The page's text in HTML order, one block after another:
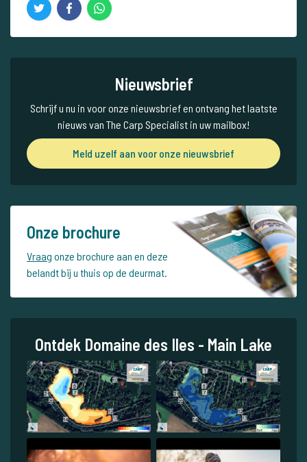
Nieuwsbrief
Schrijf u nu in voor onze nieuwsbrief en ontvang het laatste
nieuws van The Carp Specialist in uw mailbox!
Meld uzelf aan voor onze nieuwsbrief
Onze brochure
Vraag onze brochure aan en deze
belandt bij u thuis op de deurmat.
Ontdek Domaine des Iles - Main Lake